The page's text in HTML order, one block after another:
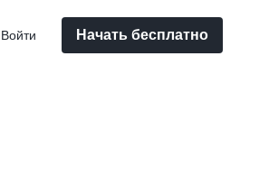
Начать бесплатно
Войти